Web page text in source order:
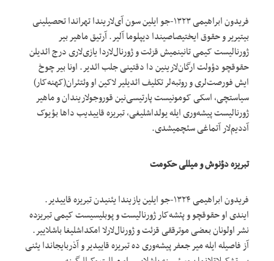
فریدون ابراهیمی ۱۳۲۳-جو ایلین سون آی‌لاریندا تهراندا تحصیلینی
بیتیریر و حقوق ایختیصاصیندا دیپلوما آلیر. آرتیق ماهیر بیر
ژورنالیست کیمی تانینمیش قزئت و ژورنال‌لاردا یازی‌لاری درج ائدیلن
حقوقچو دؤولت ارگان‌‌لارینین دا دقتینی جلب ائدیر. اونا بیر چوخ
ایش فورصت‌لری و روتبه‌لر تکلیف ائدیلیر لاکین او وئتئران(کهنه‌کار)
سیاستچی، اسکی کومونیست پارتیسی‌نین قوروجولاریندان و ماهیر
ژورنالیست پیشه‌وری ایله یولداشلیغی، تبریزه قاییدیب داها بؤیوک
آددیم‌لار آتماغی سئچمیشدی.
تبریزه دؤنوش و میللی حکومت
فریدون ابراهیمی ۱۳۲۴-جو ایلین یازیندا یئنیدن تبریزه قاییدیر.
ایندی او حقوقچو و پئشه‌کار ژورنالیست و پوبلیسیست کیمی تبریزده
نشر اولونان بعضی موترققی قزئت و ژورنال‌لارلا امکداشلیغا باشلاییر.
آز فاصیله ایله میر جعفر پیشه‌وری ده تبریزه قاییدیر و آذربایجاندا یئنی